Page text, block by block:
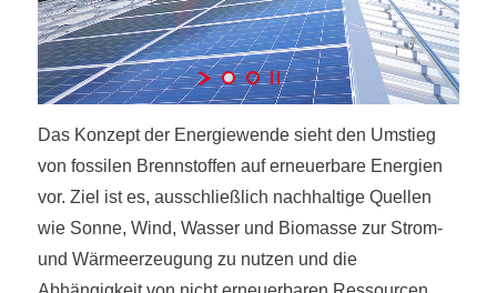
Das Konzept der Energiewende sieht den Umstieg
von fossilen Brennstoffen auf erneuerbare Energien
vor. Ziel ist es, ausschließlich nachhaltige Quellen
wie Sonne, Wind, Wasser und Biomasse zur Strom-
und Wärmeerzeugung zu nutzen und die